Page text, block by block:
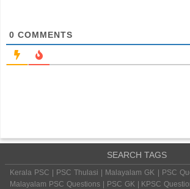
0 COMMENTS
SEARCH TAGS
Kerala PSC | PSC Thulasi | Malayalam GK | PSC
Malayalam PSC Questions | PSC GK | KPSC